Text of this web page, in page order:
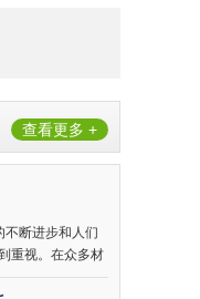
查看更多 +
不断进步和人们
重视。在众多材